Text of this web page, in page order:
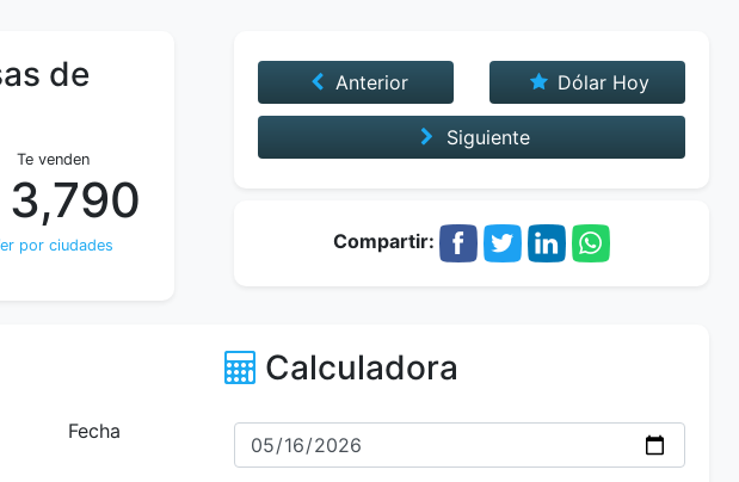
de
Te venden
por ciudades
Anterior Dólar Hoy
Siguiente
Compartir:
Calculadora
Fecha